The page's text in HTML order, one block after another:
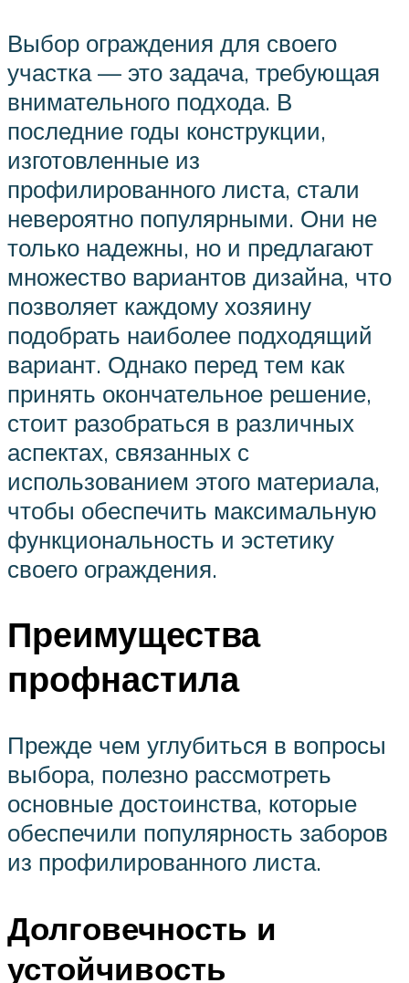
Выбор ограждения для своего
участка — это задача, требующая
внимательного подхода. В
последние годы конструкции,
изготовленные из
профилированного листа, стали
невероятно популярными. Они не
только надежны, но и предлагают
множество вариантов дизайна, что
позволяет каждому хозяину
подобрать наиболее подходящий
вариант. Однако перед тем как
принять окончательное решение,
стоит разобраться в различных
аспектах, связанных с
использованием этого материала,
чтобы обеспечить максимальную
функциональность и эстетику
своего ограждения.
Преимущества
профнастила
Прежде чем углубиться в вопросы
выбора, полезно рассмотреть
основные достоинства, которые
обеспечили популярность заборов
из профилированного листа.
Долговечность и
устойчивость